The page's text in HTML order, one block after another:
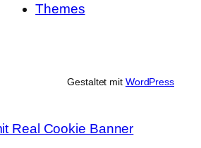
Themes
Gestaltet mit WordPress
Real Cookie Banner